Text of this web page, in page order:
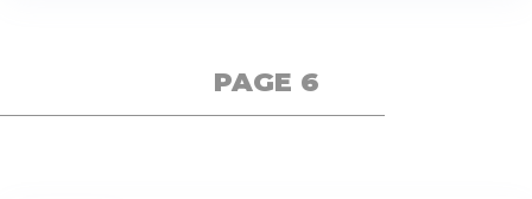
PAGE 6